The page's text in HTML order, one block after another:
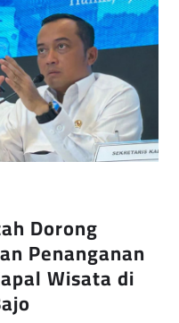
Dorong
Penanganan
Wisata di